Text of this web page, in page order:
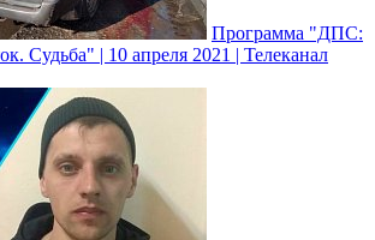
Программа "ДПС:
Судьба" | 10 апреля 2021 | Телеканал